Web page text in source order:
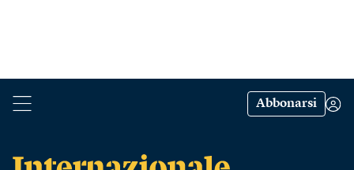
Abbonarsi